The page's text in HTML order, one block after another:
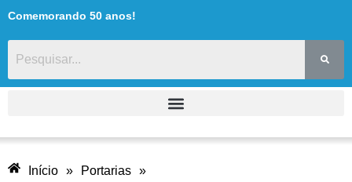
Comemorando 50 anos!
Início » Portarias »